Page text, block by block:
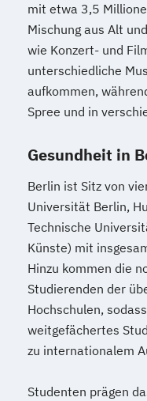
mit etwa 3,5
Mischung aus Alt
wie Konzert- und
unterschiedliche
aufkommen,
Spree und in
Gesundheit in
Berlin ist Sitz von
Universität Berlin,
Technische
Künste) mit
Hinzu kommen die
Studierenden der
Hochschulen,
weitgefächertes
zu internationalem
Studenten prägen